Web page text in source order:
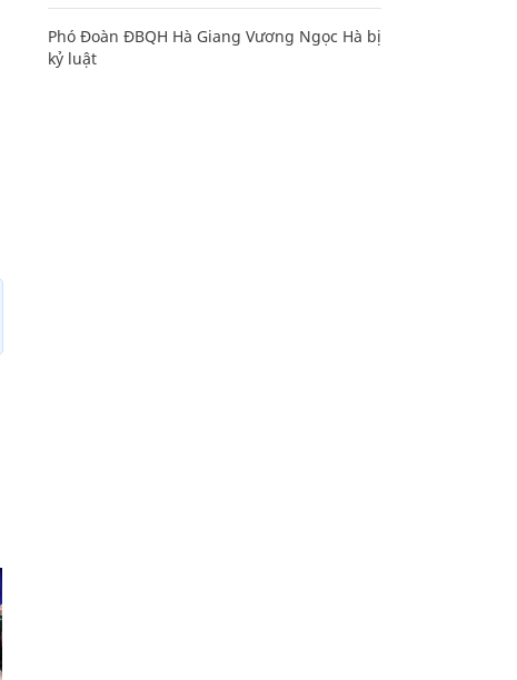
Phó Đoàn ĐBQH Hà Giang Vương Ngọc Hà bị
kỷ luật